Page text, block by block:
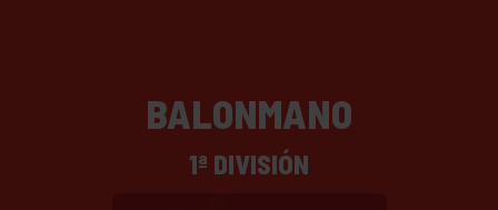
BALONMANO
1ª DIVISIÓN